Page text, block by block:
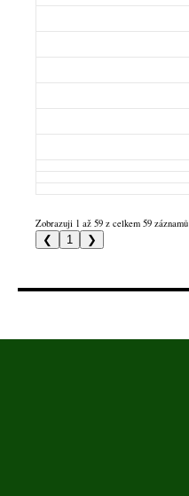
Zobrazuji 1 až 59 z celkem 59 záznamů
❮ 1 ❯